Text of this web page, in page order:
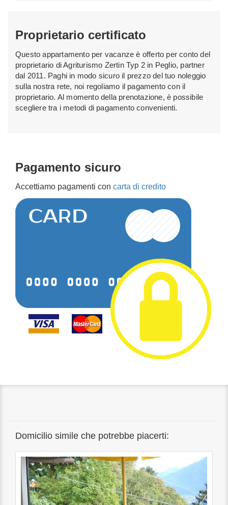
Proprietario certificato
Questo appartamento per vacanze è offerto per conto del
proprietario di Agriturismo Zertin Typ 2 in Peglio, partner
dal 2011. Paghi in modo sicuro il prezzo del tuo noleggio
sulla nostra rete, noi regoliamo il pagamento con il
proprietario. Al momento della prenotazione, è possibile
scegliere tra i metodi di pagamento convenienti.
Pagamento sicuro
Accettiamo pagamenti con carta di credito
Domicilio simile che potrebbe piacerti: